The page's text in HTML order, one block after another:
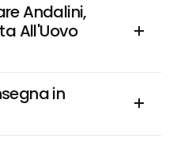
Andalini,
All'Uovo
in